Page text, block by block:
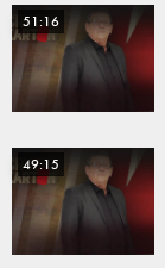
51:16
49:15